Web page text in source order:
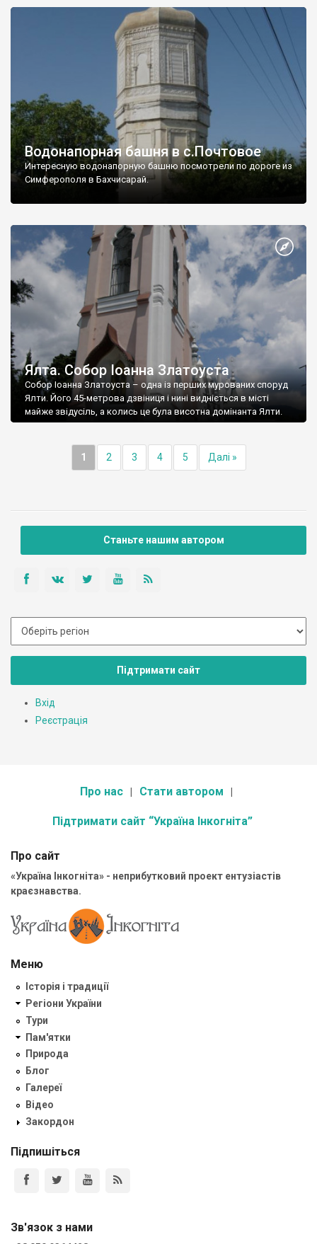
Водонапорная башня в с.Почтовое
Интересную водонапорную башню посмотрели по дороге из
Симферополя в Бахчисарай.
Ялта. Собор Іоанна Златоуста
Собор Іоанна Златоуста – одна із перших мурованих споруд
Ялти. Його 45-метрова дзвіниця і нині видніється в місті
майже звідусіль, а колись це була висотна домінанта Ялти.
1 2 3 4 5 Далі »
Станьте нашим автором
Підтримати сайт
Вхід
Реєстрація
Про нас Стати автором
Підтримати сайт “Україна Інкогніта”
Про сайт
«Україна Інкогніта» - неприбутковий проект ентузіастів
краєзнавства.
Меню
Історія і традиції
Регіони України
Тури
Пам'ятки
Природа
Блог
Галереї
Відео
Закордон
Підпишіться
Зв'язок з нами